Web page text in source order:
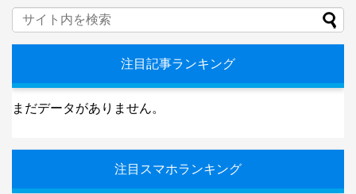
注目記事ランキング
まだデータがありません。
注目スマホランキング